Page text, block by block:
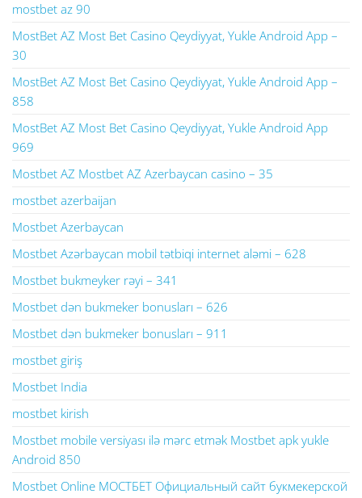
mostbet az 90
MostBet AZ Most Bet Casino Qeydiyyat, Yukle Android App –
30
MostBet AZ Most Bet Casino Qeydiyyat, Yukle Android App –
858
MostBet AZ Most Bet Casino Qeydiyyat, Yukle Android App
969
Mostbet AZ Mostbet AZ Azerbaycan casino – 35
mostbet azerbaijan
Mostbet Azerbaycan
Mostbet Azərbaycan mobil tətbiqi internet aləmi – 628
Mostbet bukmeyker rəyi – 341
Mostbet dən bukmeker bonusları – 626
Mostbet dən bukmeker bonusları – 911
mostbet giriş
Mostbet India
mostbet kirish
Mostbet mobile versiyası ilə mərc etmək Mostbet apk yukle
Android 850
Mostbet Online МОСТБЕТ Официальный сайт букмекерской